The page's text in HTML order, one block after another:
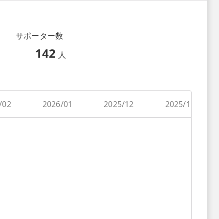
サポーター数
142 人
02 2026/01 2025/12 2025/11